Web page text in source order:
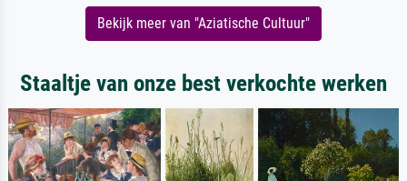
Bekijk meer van "Aziatische Cultuur"
Staaltje van onze best verkochte werken